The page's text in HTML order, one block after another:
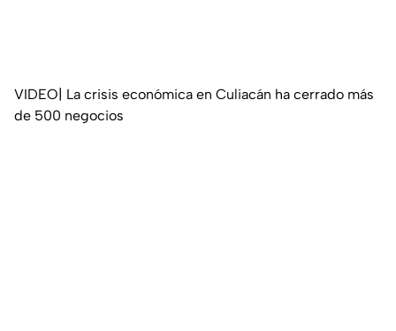
VIDEO| La crisis económica en Culiacán ha cerrado más
de 500 negocios